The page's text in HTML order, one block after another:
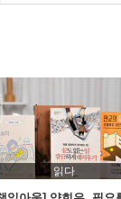
시켜라
읽다